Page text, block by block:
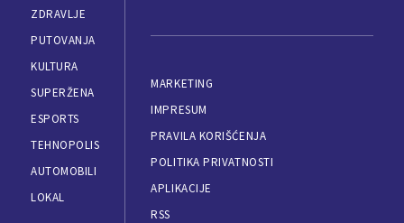
ZDRAVLJE
PUTOVANJA
KULTURA
SUPERŽENA
ESPORTS
TEHNOPOLIS
AUTOMOBILI
LOKAL
MARKETING
IMPRESUM
PRAVILA KORIŠĆENJA
POLITIKA PRIVATNOSTI
APLIKACIJE
RSS